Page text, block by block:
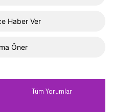
Haber Ver
Öner
Tüm Yorumlar